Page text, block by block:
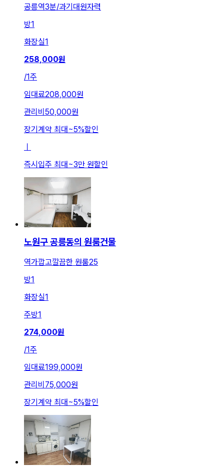
공릉역3분/과기대원자력
방1
화장실1
258,000원
/1주
임대료208,000원
관리비 50,000원
장기계약 최대~5%할인
ㅣ
즉시입주 최대~3만 원할인
노원구 공릉동의 원룸건물
역가깝고깔끔한 원룸25
방1
화장실1
주방1
274,000원
/1주
임대료199,000원
관리비 75,000원
장기계약 최대~5%할인